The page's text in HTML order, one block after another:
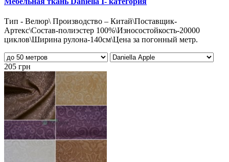
Тип - Велюр\ Производство – Китай\Поставщик-
Артекс\Состав-полиэстер 100%\Износостойкость-20000
циклов\Ширина рулона-140см\Цена за погонный метр.
205 грн